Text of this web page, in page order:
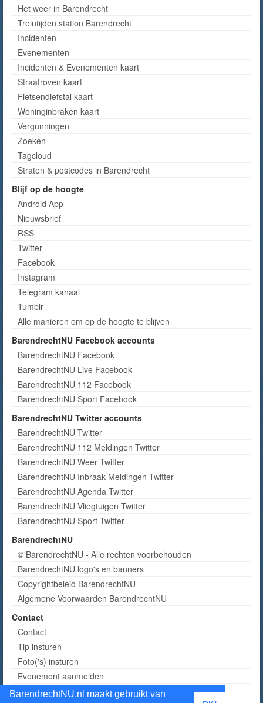
BarendrechtNU.nl maakt gebruikt van
Het weer in Barendrecht
Treintijden station Barendrecht
Incidenten
Evenementen
Incidenten & Evenementen kaart
Straatroven kaart
Fietsendiefstal kaart
Woninginbraken kaart
Vergunningen
Zoeken
Tagcloud
Straten & postcodes in Barendrecht
Blijf op de hoogte
Android App
Nieuwsbrief
RSS
Twitter
Facebook
Instagram
Telegram kanaal
Tumblr
Alle manieren om op de hoogte te blijven
BarendrechtNU Facebook accounts
BarendrechtNU Facebook
BarendrechtNU Live Facebook
BarendrechtNU 112 Facebook
BarendrechtNU Sport Facebook
BarendrechtNU Twitter accounts
BarendrechtNU Twitter
BarendrechtNU 112 Meldingen Twitter
BarendrechtNU Weer Twitter
BarendrechtNU Inbraak Meldingen Twitter
BarendrechtNU Agenda Twitter
BarendrechtNU Vliegtuigen Twitter
BarendrechtNU Sport Twitter
BarendrechtNU
© BarendrechtNU - Alle rechten voorbehouden
BarendrechtNU logo's en banners
Copyrightbeleid BarendrechtNU
Algemene Voorwaarden BarendrechtNU
Contact
Contact
Tip insturen
Foto('s) insturen
Evenement aanmelden
Informatie aanvragen adverteren